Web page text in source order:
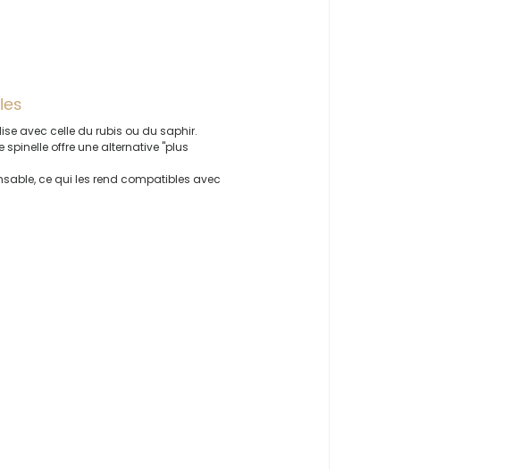
avec celle du rubis ou du saphir.
spinelle offre une alternative "plus
ce qui les rend compatibles avec